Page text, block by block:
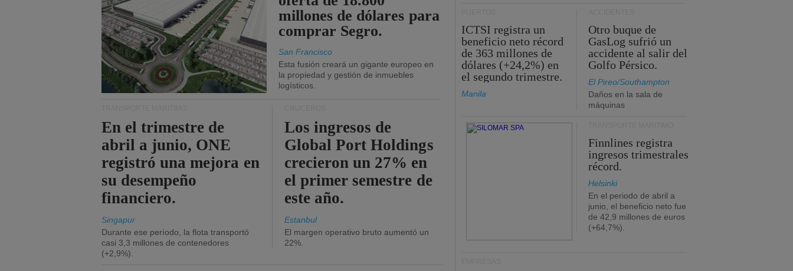
millones de dólares para
comprar Segro.
San Francisco
Esta fusión creará un gigante europeo en
la propiedad y gestión de inmuebles
logísticos.
En el trimestre de
abril a junio, ONE
registró una mejora en
su desempeño
financiero.
Singapur
Durante ese período, la flota transportó
casi 3,3 millones de contenedores
(+2,9%).
Los ingresos de
Global Port Holdings
crecieron un 27% en
el primer semestre de
este año.
Estanbul
El margen operativo bruto aumentó un
22%.
ICTSI registra un
beneficio neto récord
de 363 millones de
dólares (+24,2%) en
el segundo trimestre.
Manila
Otro buque de
GasLog sufrió un
accidente al salir del
Golfo Pérsico.
El Pireo/Southampton
Daños en la sala de
máquinas
Finnlines registra
ingresos trimestrales
récord.
Helsinki
En el periodo de abril a
junio, el beneficio neto fue
de 42,9 millones de euros
(+64,7%).